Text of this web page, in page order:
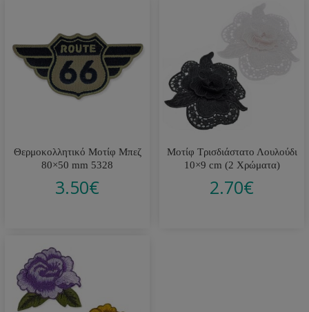
Θερμοκολλητικό Μοτίφ Μπεζ
80×50 mm 5328
3.50€
Μοτίφ Τρισδιάστατο Λουλούδι
10×9 cm (2 Χρώματα)
2.70€